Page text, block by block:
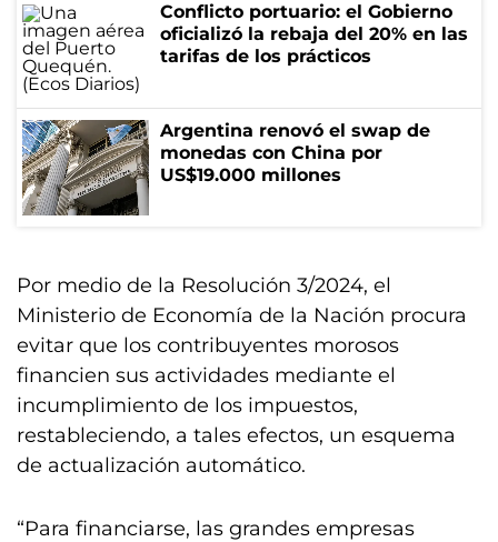
Conflicto portuario: el Gobierno
oficializó la rebaja del 20% en las
tarifas de los prácticos
Argentina renovó el swap de
monedas con China por
US$19.000 millones
Por medio de la Resolución 3/2024, el
Ministerio de Economía de la Nación procura
evitar que los contribuyentes morosos
financien sus actividades mediante el
incumplimiento de los impuestos,
restableciendo, a tales efectos, un esquema
de actualización automático.
“Para financiarse, las grandes empresas